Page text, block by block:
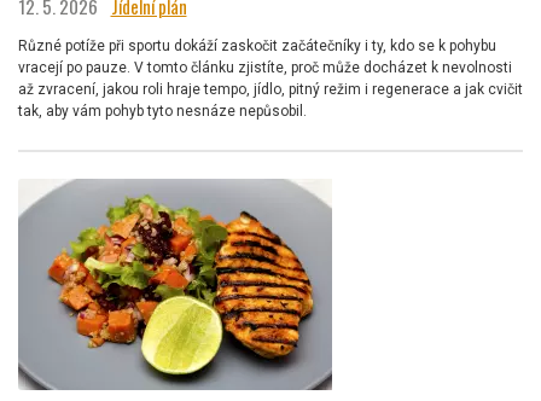
12. 5. 2026 Jídelní plán
Různé potíže při sportu dokáží zaskočit začátečníky i ty, kdo se k pohybu
vracejí po pauze. V tomto článku zjistíte, proč může docházet k nevolnosti
až zvracení, jakou roli hraje tempo, jídlo, pitný režim i regenerace a jak cvičit
tak, aby vám pohyb tyto nesnáze nepůsobil.